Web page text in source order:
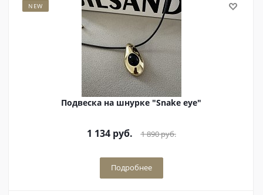
NEW
Подвеска на шнурке "Snake eye"
1 134руб. 1 890руб.
Подробнее